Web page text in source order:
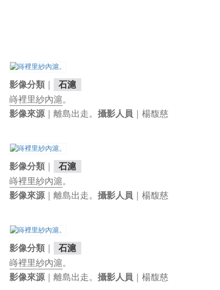
影像分類｜ 石滬
嵵裡里紗內滬。
影像來源｜離島出走。攝影人員 ｜楊馥慈
影像分類｜ 石滬
嵵裡里紗內滬。
影像來源｜離島出走。攝影人員 ｜楊馥慈
影像分類｜ 石滬
嵵裡里紗內滬。
影像來源｜離島出走。攝影人員 ｜楊馥慈